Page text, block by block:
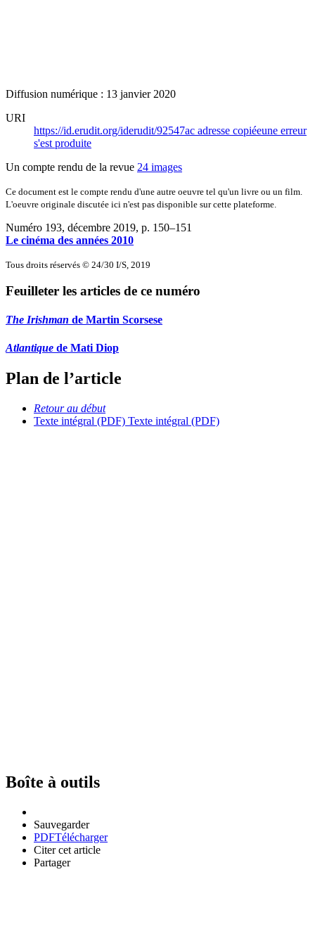
Diffusion numérique : 13 janvier 2020
URI
https://id.erudit.org/iderudit/92547ac adresse copiéeune erreur
s'est produite
Un compte rendu de la revue 24 images
Ce document est le compte rendu d'une autre oeuvre tel qu'un livre ou un film.
L'oeuvre originale discutée ici n'est pas disponible sur cette plateforme.
Numéro 193, décembre 2019, p. 150–151
Le cinéma des années 2010
Tous droits réservés © 24/30 I/S, 2019
Feuilleter les articles de ce numéro
The Irishman de Martin Scorsese
Atlantique de Mati Diop
Plan de l’article
Retour au début
Texte intégral (PDF) Texte intégral (PDF)
Boîte à outils
Sauvegarder
PDFTélécharger
Citer cet article
Partager